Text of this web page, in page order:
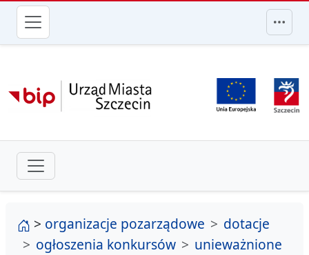
przejdź do głównego menu
strona główna
> organizacje pozarządowe
dotacje
ogłoszenia konkursów
unieważnione